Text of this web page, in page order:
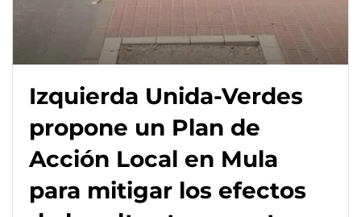
Izquierda Unida-Verdes
propone un Plan de
Acción Local en Mula
para mitigar los efectos